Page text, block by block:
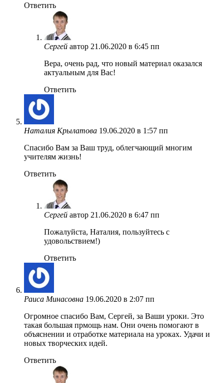
Ответить
Сергей автор 21.06.2020 в 6:45 пп
Вера, очень рад, что новый материал оказался
актуальным для Вас!
Ответить
Наталия Крылатова 19.06.2020 в 1:57 пп
Спасибо Вам за Ваш труд, облегчающий многим
учителям жизнь!
Ответить
Сергей автор 21.06.2020 в 6:47 пп
Пожалуйста, Наталия, пользуйтесь с
удовольствием!)
Ответить
Раиса Минасовна 19.06.2020 в 2:07 пп
Огромное спасибо Вам, Сергей, за Ваши уроки. Это
такая большая прмощь нам. Они очень помогают в
объяснении и отработке материала на уроках. Удачи и
новых творческих идей.
Ответить